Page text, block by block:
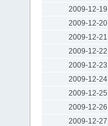
2009-12-19
2009-12-20
2009-12-21
2009-12-22
2009-12-23
2009-12-24
2009-12-25
2009-12-26
2009-12-27